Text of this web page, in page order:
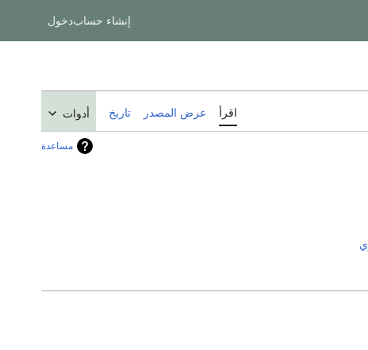
إنشاء حسابدخول
اقرأ عرض المصدر تاريخ أدوات
مساعدة
ي